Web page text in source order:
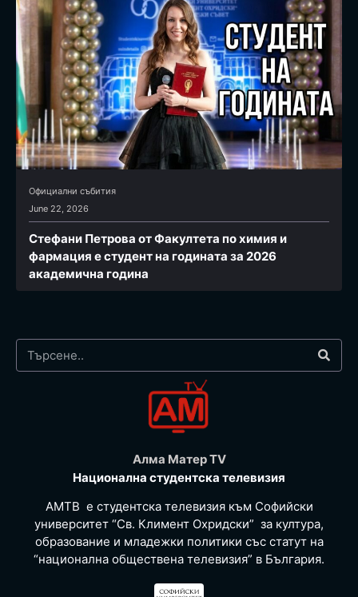
Официални събития
June 22, 2026
Стефани Петрова от Факултета по химия и
фармация e студент на годината за 2026
академична година
Алма Матер TV
Национална студентска телевизия
АМТВ е студентска телевизия към Софийски
университет “Св. Климент Охридски” за култура,
образование и младежки политики със статут на
“национална обществена телевизия” в България.